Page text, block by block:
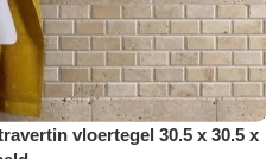
vloertegel 30.5 x 30.5 x